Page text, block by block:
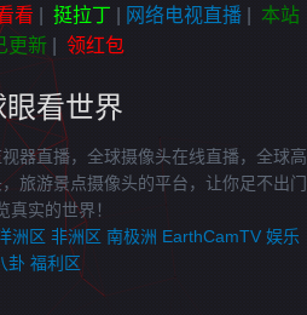
看 挺拉丁 网络电视直播
本站
更新| 领红包
眼看世界
器直播，全球摄像头在线直播，全球高
旅游景点摄像头的平台，让你足不出门
真实的世界！
洲区 非洲区 南极洲 EarthCamTV 娱乐
卦 福利区